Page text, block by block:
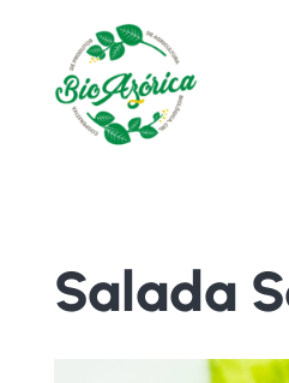
Salada